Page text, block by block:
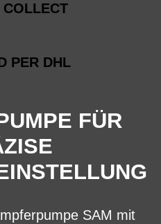
PER DHL
FÜR
SAM mit